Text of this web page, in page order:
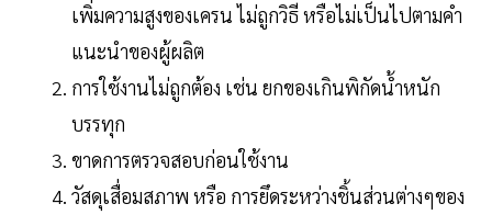
เพิ่มความสูงของเครน ไม่ถูกวิธี หรือไม่เป็นไปตามคำ
แนะนำของผู้ผลิต
การใช้งานไม่ถูกต้อง เช่น ยกของเกินพิกัดน้ำหนัก
บรรทุก
ขาดการตรวจสอบก่อนใช้งาน
วัสดุเสื่อมสภาพ หรือ การยึดระหว่างชิ้นส่วนต่างๆของ